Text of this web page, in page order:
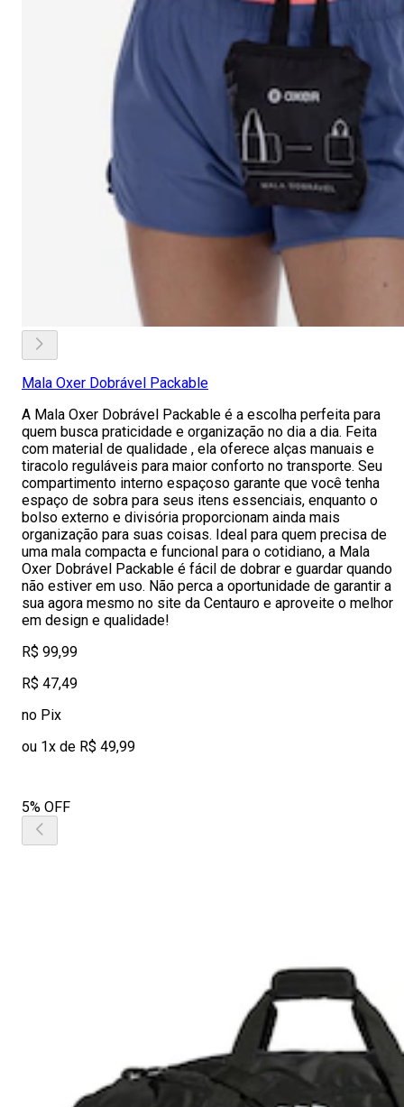
Mala Oxer Dobrável Packable
A Mala Oxer Dobrável Packable é a escolha perfeita para
quem busca praticidade e organização no dia a dia. Feita
com material de qualidade , ela oferece alças manuais e
tiracolo reguláveis para maior conforto no transporte. Seu
compartimento interno espaçoso garante que você tenha
espaço de sobra para seus itens essenciais, enquanto o
bolso externo e divisória proporcionam ainda mais
organização para suas coisas. Ideal para quem precisa de
uma mala compacta e funcional para o cotidiano, a Mala
Oxer Dobrável Packable é fácil de dobrar e guardar quando
não estiver em uso. Não perca a oportunidade de garantir a
sua agora mesmo no site da Centauro e aproveite o melhor
em design e qualidade!
R$ 99,99
R$ 47,49
no Pix
ou 1x de R$ 49,99
5% OFF